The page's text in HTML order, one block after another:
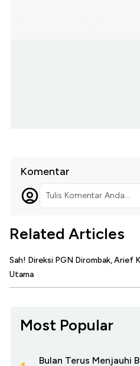
Komentar
Tulis Komentar Anda...
Related Articles
Sah! Direksi PGN Dirombak, Arief
Utama
Most Popular
Bulan Terus Menjauhi